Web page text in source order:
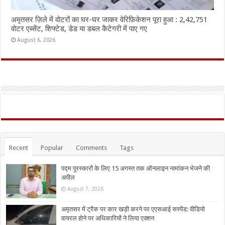
अमृतसर ज़िले में वोटरों का घर-घर जाकर वेरिफ़िकेशन पूरा हुआ : 2,42,751
वोटर एब्सेंट, शिफ्टेड, डेड या डबल कैटेगरी में पाए गए
August 6, 2026
Recent Popular Comments Tags
पद्म पुरस्कारों के लिए 15 अगस्त तक ऑनलाइन नामांकन भेजने की
अपील
August 7, 2026
अमृतसर में ट्रैक पर कार खड़ी करने पर एएसआई सस्पेंड: वीडियो
वायरल होने पर अधिकारियों ने लिया एक्शन